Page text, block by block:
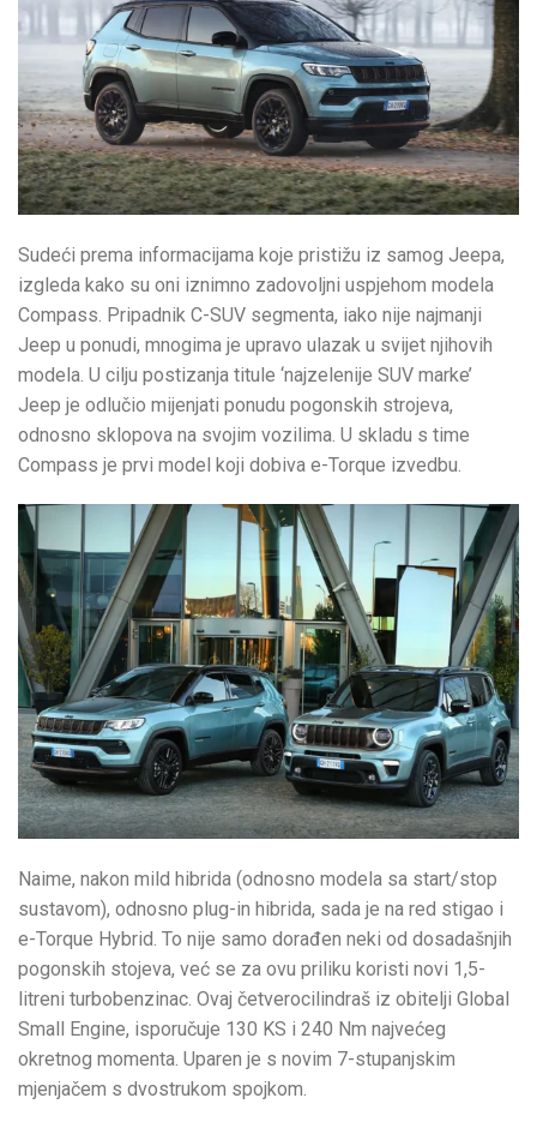
Sudeći prema informacijama koje pristižu iz samog Jeepa,
izgleda kako su oni iznimno zadovoljni uspjehom modela
Compass. Pripadnik C-SUV segmenta, iako nije najmanji
Jeep u ponudi, mnogima je upravo ulazak u svijet njihovih
modela. U cilju postizanja titule ‘najzelenije SUV marke’
Jeep je odlučio mijenjati ponudu pogonskih strojeva,
odnosno sklopova na svojim vozilima. U skladu s time
Compass je prvi model koji dobiva e-Torque izvedbu.
Naime, nakon mild hibrida (odnosno modela sa start/stop
sustavom), odnosno plug-in hibrida, sada je na red stigao i
e-Torque Hybrid. To nije samo dorađen neki od dosadašnjih
pogonskih stojeva, već se za ovu priliku koristi novi 1,5-
litreni turbobenzinac. Ovaj četverocilindraš iz obitelji Global
Small Engine, isporučuje 130 KS i 240 Nm najvećeg
okretnog momenta. Uparen je s novim 7-stupanjskim
mjenjačem s dvostrukom spojkom.